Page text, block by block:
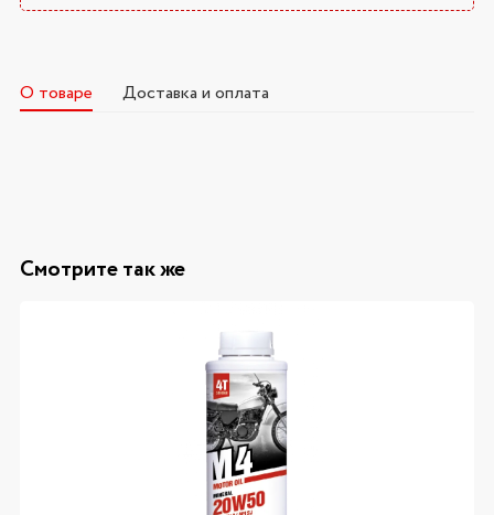
О товаре Доставка и оплата
Смотрите так же